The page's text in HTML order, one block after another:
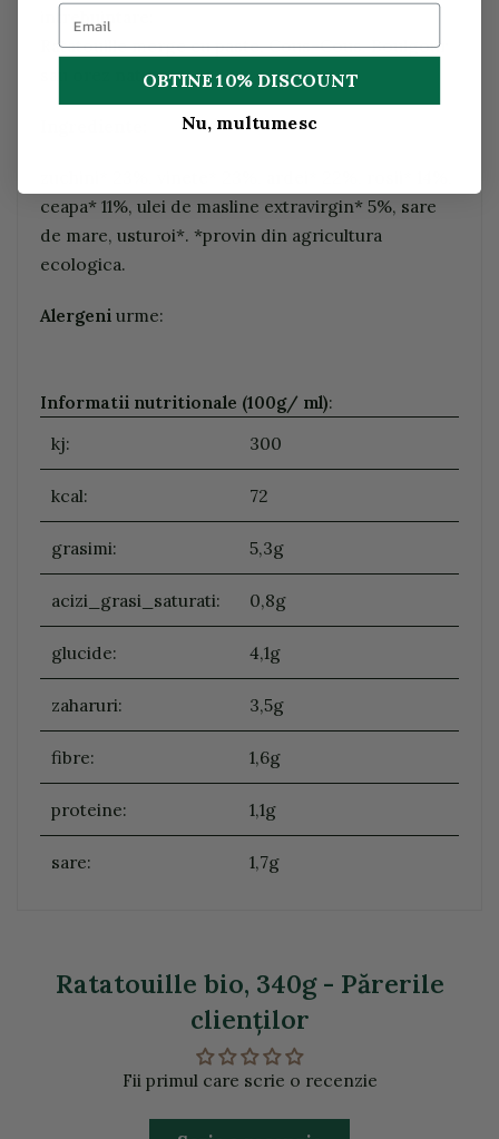
intrebuintare:
Ratatouille merge cu paste, Cous-Cous, Boulgour
sau orez natur.
ceapa* 11%, ulei de masline extravirgin* 5%, sare
de mare, usturoi*. *provin din agricultura
ecologica.
Alergeni urme:
Informatii nutritionale (100g/ ml):
kj:
300
kcal: 72
grasimi: 5,3g
acizi_grasi_saturati: 0,8g
glucide: 4,1g
zaharuri: 3,5g
fibre: 1,6g
proteine: 1,1g
sare: 1,7g
Ratatouille bio, 340g - Părerile
clienţilor
Fii primul care scrie o recenzie
OBTINE 10% DISCOUNT
Nu, multumesc